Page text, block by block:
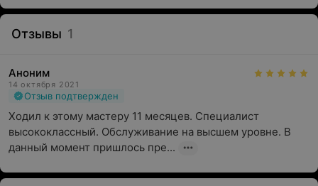
Отзывы 1
Аноним
14 октября 2021
Отзыв подтвержден
Ходил к этому мастеру 11 месяцев. Специалист
высококлассный. Обслуживание на высшем уровне. В
данный момент пришлось пре...